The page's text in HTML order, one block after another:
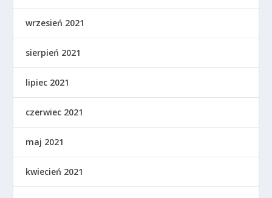
wrzesień 2021
sierpień 2021
lipiec 2021
czerwiec 2021
maj 2021
kwiecień 2021